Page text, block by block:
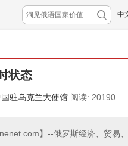
中
状态
驻乌克兰大使馆 阅读: 20190
】--俄罗斯经济、贸易